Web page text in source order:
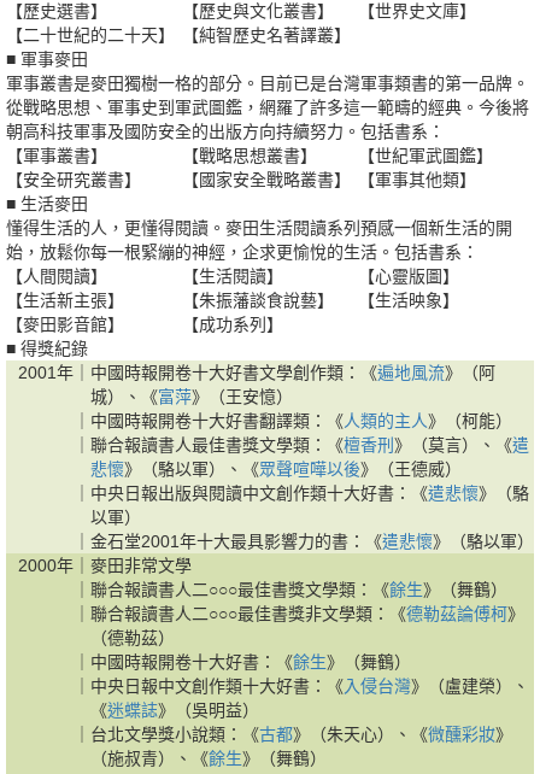
【歷史選書】
【歷史與文化叢書】
【世界史文庫】
【二十世紀的二十天】
【純智歷史名著譯叢】
■ 軍事麥田
軍事叢書是麥田獨樹一格的部分。目前已是台灣軍事類書的第一品牌。
從戰略思想、軍事史到軍武圖鑑，網羅了許多這一範疇的經典。今後將
朝高科技軍事及國防安全的出版方向持續努力。包括書系：
【軍事叢書】
【戰略思想叢書】
【世紀軍武圖鑑】
【安全研究叢書】
【國家安全戰略叢書】
【軍事其他類】
■ 生活麥田
懂得生活的人，更懂得閱讀。麥田生活閱讀系列預感一個新生活的開
始，放鬆你每一根緊繃的神經，企求更愉悅的生活。包括書系：
【人間閱讀】
【生活閱讀】
【心靈版圖】
【生活新主張】
【朱振藩談食說藝】
【生活映象】
【麥田影音館】
【成功系列】
■ 得獎紀錄
2001年｜ 中國時報開卷十大好書文學創作類：《遍地風流》（阿
城）、《富萍》（王安憶）
中國時報開卷十大好書翻譯類：《人類的主人》（柯能）
聯合報讀書人最佳書獎文學類：《檀香刑 》（莫言）、《遣
悲懷》（駱以軍）、《眾聲喧嘩以後》（王德威）
中央日報出版與閱讀中文創作類十大好書：《遣悲懷》（駱
以軍）
金石堂2001年十大最具影響力的書：《遣悲懷》（駱以軍）
2000年｜ 麥田非常文學
聯合報讀書人二○○○最佳書獎文學類：《餘生》（舞鶴）
聯合報讀書人二○○○最佳書獎非文學類：《德勒茲論傅柯》
（德勒茲）
中國時報開卷十大好書：《餘生》（舞鶴）
中央日報中文創作類十大好書：《入侵台灣》（盧建榮）、
《迷蝶誌》（吳明益）
台北文學獎小說類：《古都》（朱天心）、《微醺彩妝》
（施叔青）、《餘生》（舞鶴）